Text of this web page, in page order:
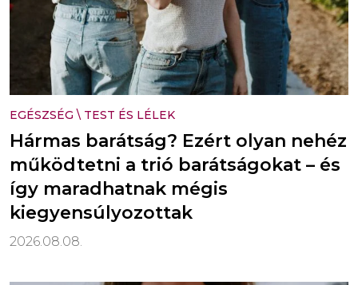
EGÉSZSÉG \ TEST ÉS LÉLEK
Hármas barátság? Ezért olyan nehéz
működtetni a trió barátságokat – és
így maradhatnak mégis
kiegyensúlyozottak
2026.08.08.